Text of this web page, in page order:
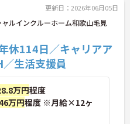
更新日：2026年06月05日
ルインクルーホーム和歌山毛見
休114日／キャリアア
生活支援員
万円程度
万円程度 ※月給×12ヶ